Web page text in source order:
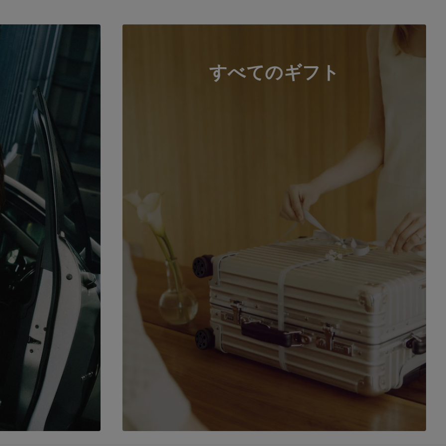
すべてのギフト